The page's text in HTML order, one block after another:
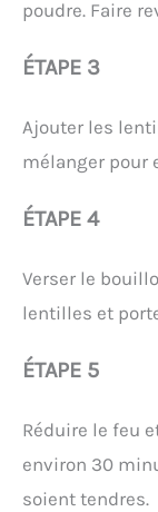
poudre. Faire
ÉTAPE 3
Ajouter les
mélanger pour
ÉTAPE 4
Verser le
lentilles et
ÉTAPE 5
Réduire le feu
environ 30
soient tendres.